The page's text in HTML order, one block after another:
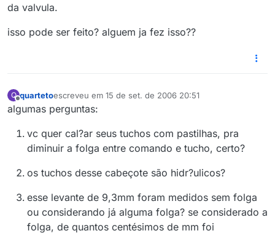
da valvula.
isso pode ser feito? alguem ja fez isso??
Q quartetoescreveu em 15 de set. de 2006 20:51
última edição por
algumas perguntas:
vc quer cal?ar seus tuchos com pastilhas, pra
diminuir a folga entre comando e tucho, certo?
os tuchos desse cabeçote são hidr?ulicos?
esse levante de 9,3mm foram medidos sem folga
ou considerando já alguma folga? se considerado a
folga, de quantos centésimos de mm foi